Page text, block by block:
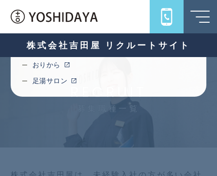
株式会社吉田屋 リクルートサイト
うちろじ
キハコ
十一ロ
おりから
足湯サロン
RECRUIT
募集職種一覧